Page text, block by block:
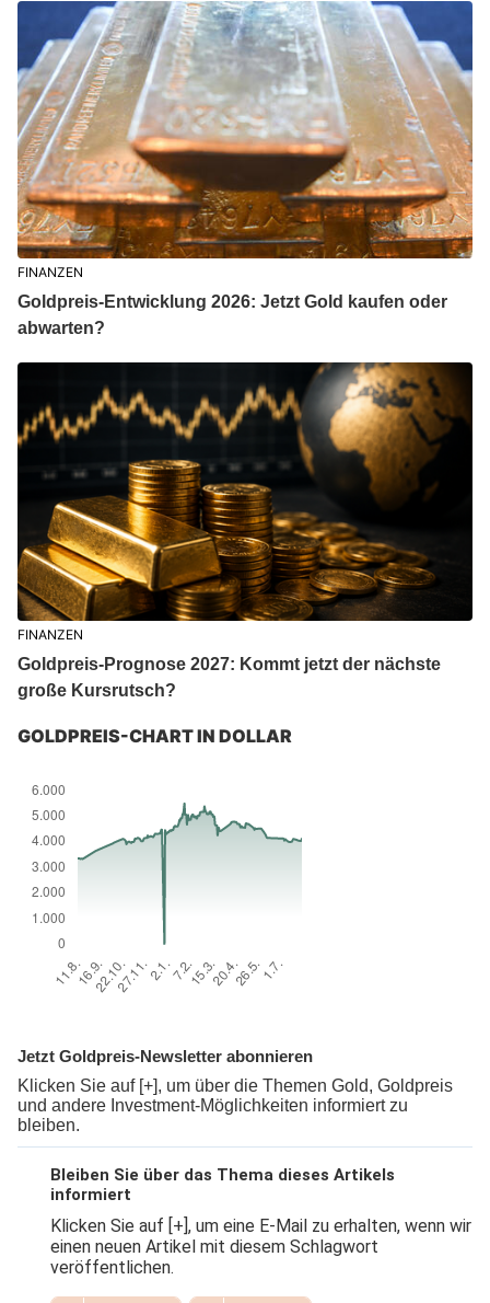
FINANZEN
Goldpreis-Entwicklung 2026: Jetzt Gold kaufen oder
abwarten?
FINANZEN
Goldpreis-Prognose 2027: Kommt jetzt der nächste
große Kursrutsch?
GOLDPREIS-CHART IN DOLLAR
Jetzt Goldpreis-Newsletter abonnieren
Klicken Sie auf [+], um über die Themen Gold, Goldpreis
und andere Investment-Möglichkeiten informiert zu
bleiben.
Bleiben Sie über das Thema dieses Artikels
informiert
Klicken Sie auf [+], um eine E-Mail zu erhalten, wenn wir
einen neuen Artikel mit diesem Schlagwort
veröffentlichen.